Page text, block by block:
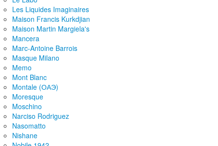
Les Liquides Imaginaires
Maison Francis Kurkdjian
Maison Martin Margiela's
Mancera
Marc-Antoine Barrois
Masque Milano
Memo
Mont Blanc
Montale (ОАЭ)
Moresque
Moschino
Narciso Rodriguez
Nasomatto
Nishane